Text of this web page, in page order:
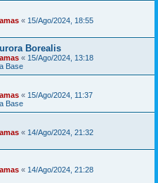
« 15/Ago/2024, 18:55
Borealis
« 15/Ago/2024, 13:18
Base
« 15/Ago/2024, 11:37
Base
« 14/Ago/2024, 21:32
« 14/Ago/2024, 21:28